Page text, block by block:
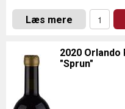
Læs mere
2020 Orlando
"Sprun"